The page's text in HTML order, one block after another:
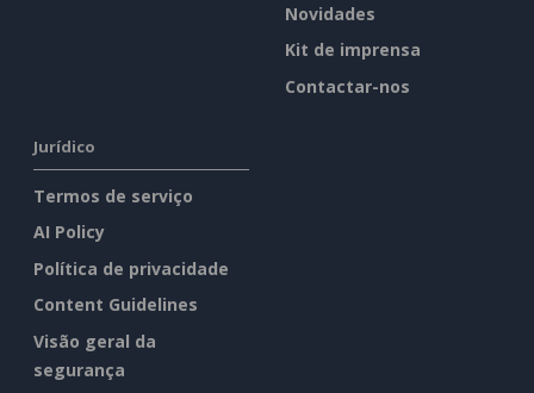
Novidades
Kit de imprensa
Contactar-nos
Jurídico
Termos de serviço
AI Policy
Política de privacidade
Content Guidelines
Visão geral da
segurança